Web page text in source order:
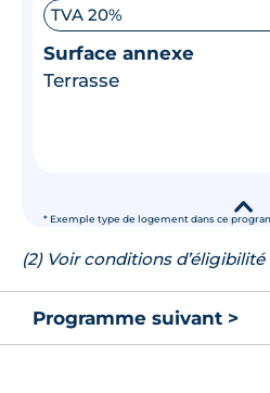
* Exemple type de logement dans ce
TVA 20%
Surface annexe
Terrasse
▾
(2) Voir conditions
Programme suivant >